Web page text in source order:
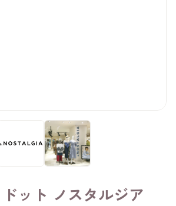
ット ノスタルジア